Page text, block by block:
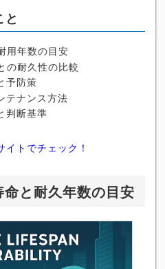
用年数の目安
の耐久性の比較
予防策
テナンス方法
判断基準
トでチェック！
と耐久年数の目安